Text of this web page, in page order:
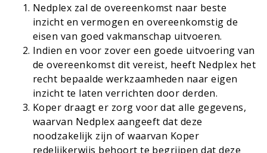
Nedplex zal de overeenkomst naar beste
inzicht en vermogen en overeenkomstig de
eisen van goed vakmanschap uitvoeren.
Indien en voor zover een goede uitvoering van
de overeenkomst dit vereist, heeft Nedplex het
recht bepaalde werkzaamheden naar eigen
inzicht te laten verrichten door derden.
Koper draagt er zorg voor dat alle gegevens,
waarvan Nedplex aangeeft dat deze
noodzakelijk zijn of waarvan Koper
redelijkerwijs behoort te begrijpen dat deze